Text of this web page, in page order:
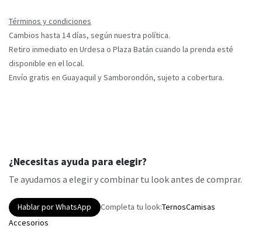
Términos y condiciones
Cambios hasta 14 días, según nuestra política.
Retiro inmediato en Urdesa o Plaza Batán cuando la prenda esté
disponible en el local.
Envío gratis en Guayaquil y Samborondón, sujeto a cobertura.
¿Necesitas ayuda para elegir?
Te ayudamos a elegir y combinar tu look antes de comprar.
Hablar por WhatsApp Completa tu look:TernosCamisas
Accesorios